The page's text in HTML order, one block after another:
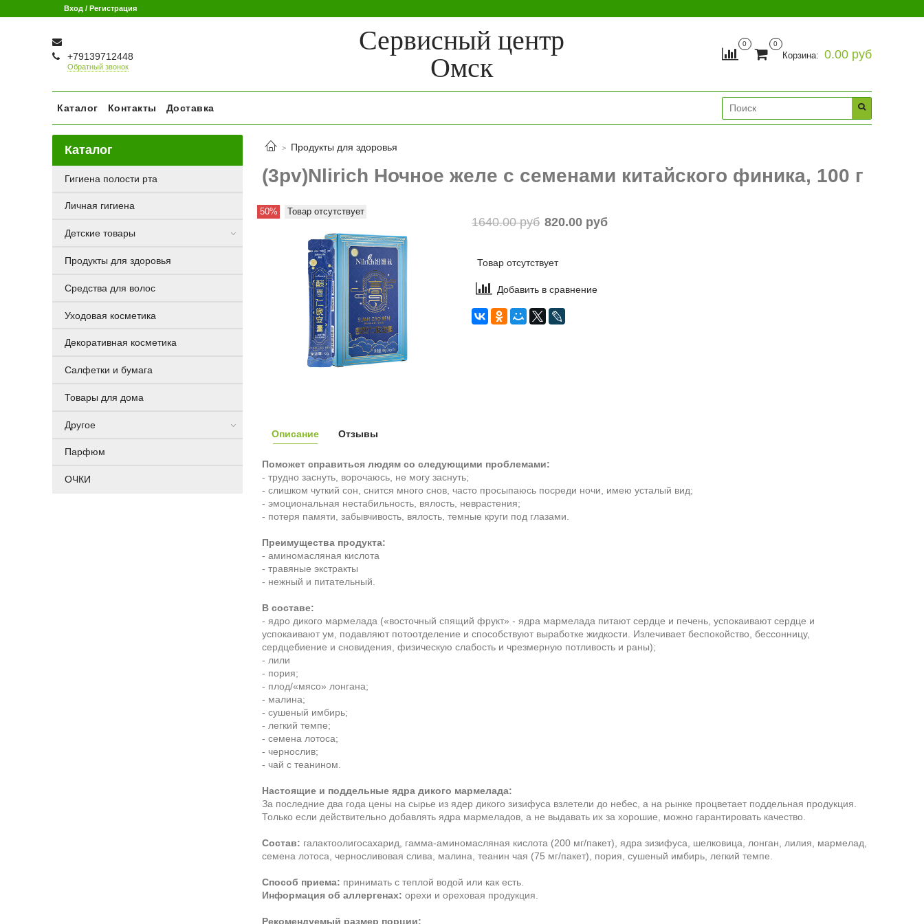
Вход / Регистрация
+79139712448
Обратный звонок
Сервисный центр
Омск
0 0
Корзина: 0.00 руб
Каталог Контакты Доставка
Продукты для здоровья
(3pv)Nlirich Ночное желе с семенами китайского финика, 100 г
50% Товар отсутствует
1640.00 руб 820.00 руб
Товар отсутствует
Добавить в сравнение
Описание
Поможет справиться людям со следующими проблемами:
- трудно заснуть, ворочаюсь, не могу заснуть;
- слишком чуткий сон, снится много снов, часто просыпаюсь посреди ночи, имею усталый вид;
- эмоциональная нестабильность, вялость, неврастения;
- потеря памяти, забывчивость, вялость, темные круги под глазами.
Преимущества продукта:
- аминомасляная кислота
- травяные экстракты
- нежный и питательный.
В составе:
- ядро дикого мармелада («восточный спящий фрукт» - ядра мармелада питают сердце и печень, успокаивают сердце и
успокаивают ум, подавляют потоотделение и способствуют выработке жидкости. Излечивает беспокойство, бессонницу,
сердцебиение и сновидения, физическую слабость и чрезмерную потливость и раны);
- лили
- пория;
- плод/«мясо» лонгана;
- малина;
- сушеный имбирь;
- легкий темпе;
- семена лотоса;
- чернослив;
- чай с теанином.
Настоящие и поддельные ядра дикого мармелада:
За последние два года цены на сырье из ядер дикого зизифуса взлетели до небес, а на рынке процветает поддельная продукция.
Только если действительно добавлять ядра мармеладов, а не выдавать их за хорошие, можно гарантировать качество.
Состав: галактоолигосахарид, гамма-аминомасляная кислота (200 мг/пакет), ядра зизифуса, шелковица, лонган, лилия, мармелад,
семена лотоса, черносливовая слива, малина, теанин чая (75 мг/пакет), пория, сушеный имбирь, легкий темпе.
Способ приема: принимать с теплой водой или как есть.
Информация об аллергенах: орехи и ореховая продукция.
Рекомендуемый размер порции:
Отзывы
Каталог
Гигиена полости рта
Личная гигиена
Детские товары
Продукты для здоровья
Средства для волос
Уходовая косметика
Декоративная косметика
Салфетки и бумага
Товары для дома
Другое
Парфюм
ОЧКИ